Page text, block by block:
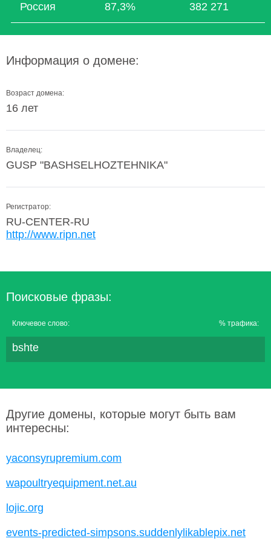
Россия 87,3% 382 271
Информация о домене:
Возраст домена:
16 лет
Владелец:
GUSP "BASHSELHOZTEHNIKA"
Регистратор:
RU-CENTER-RU
http://www.ripn.net
Поисковые фразы:
Ключевое слово: % трафика:
bshte
Другие домены, которые могут быть вам
интересны:
yaconsyrupremium.com
wapoultryequipment.net.au
lojic.org
events-predicted-simpsons.suddenlylikablepix.net